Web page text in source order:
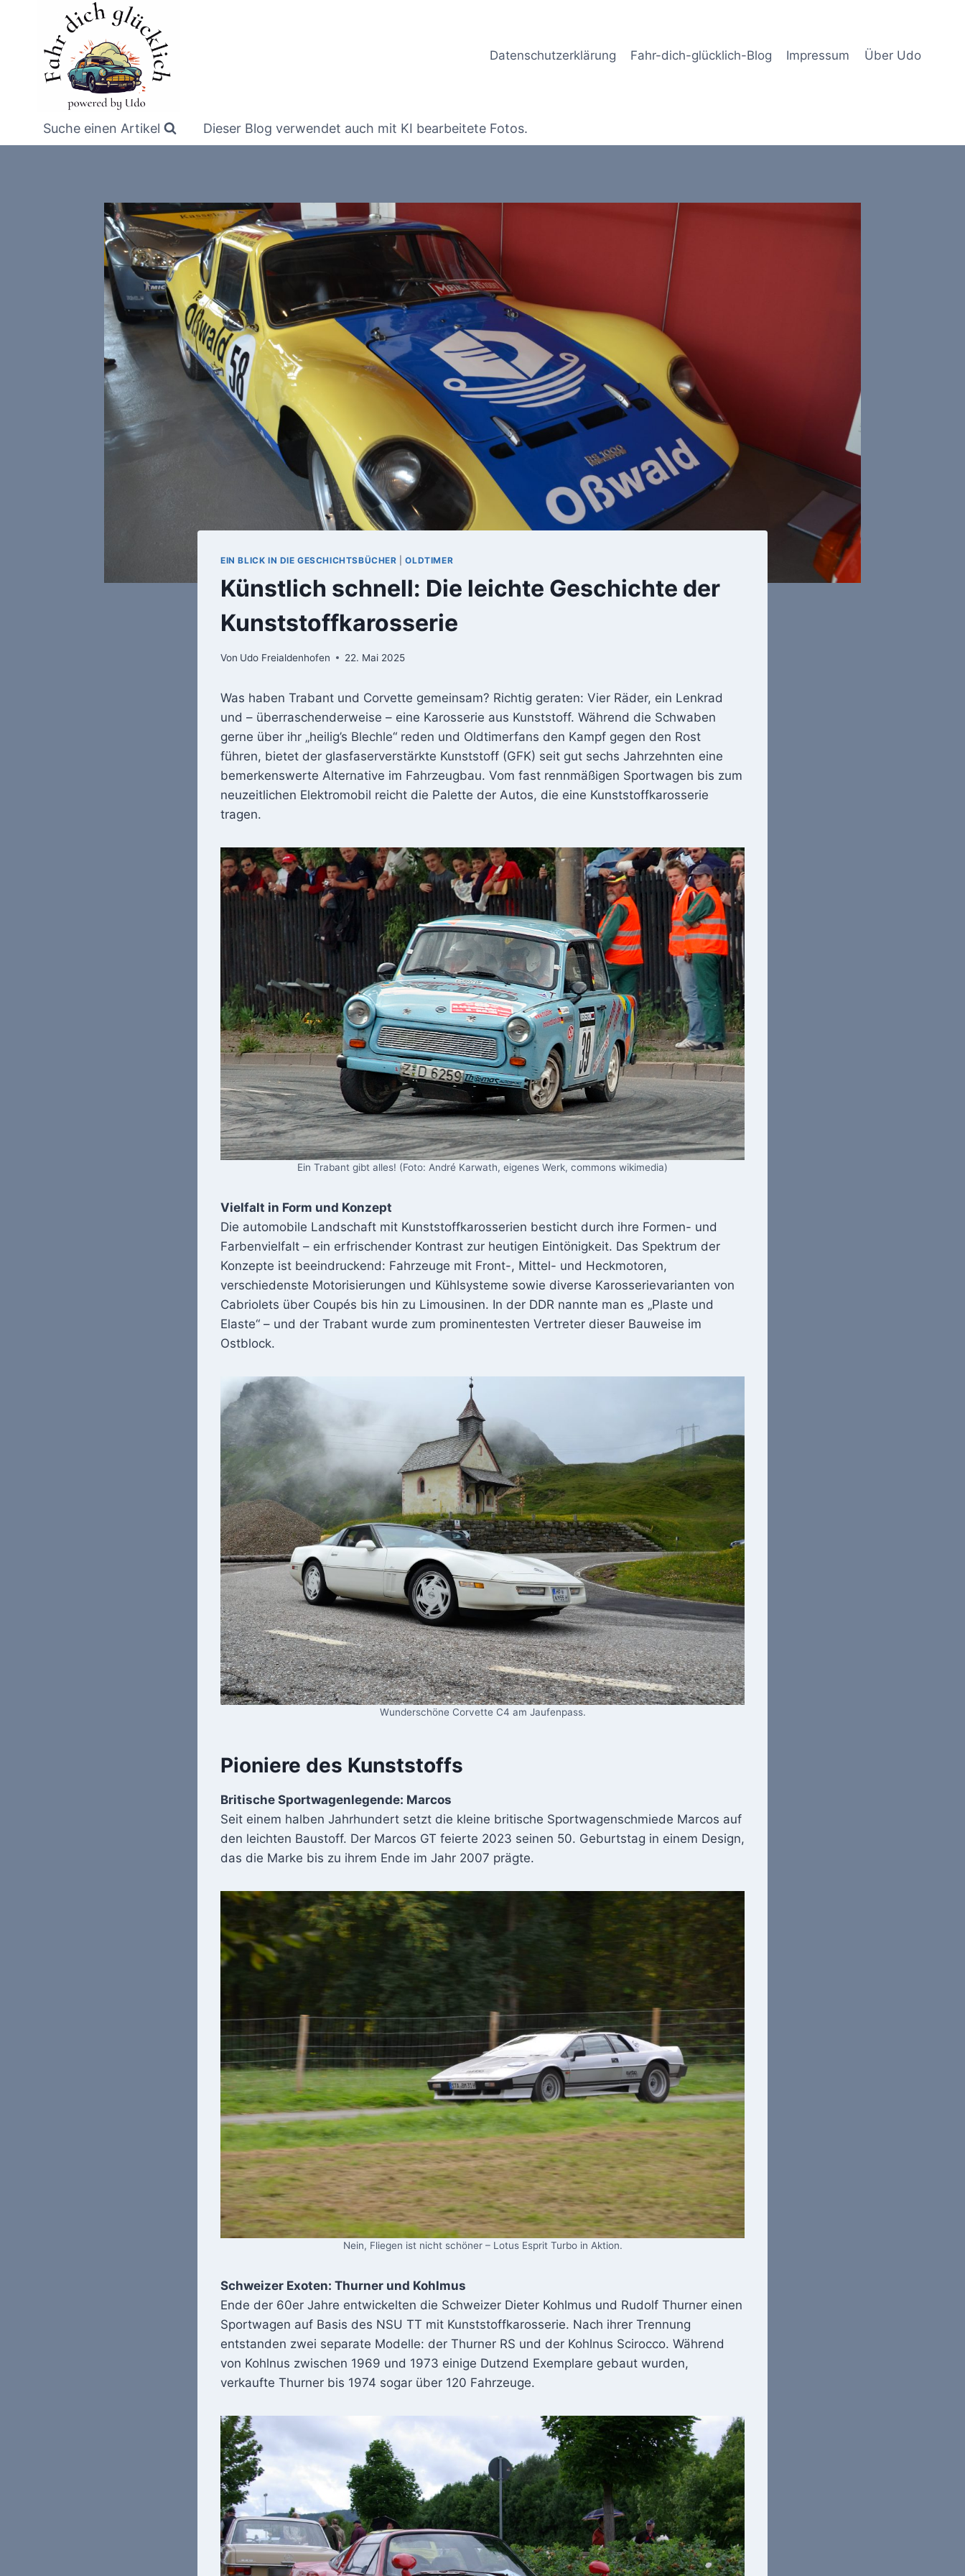
springen
Datenschutzerklärung Fahr-dich-glücklich-Blog Impressum Über Udo
Suche einen Artikel Dieser Blog verwendet auch mit KI bearbeitete Fotos.
EIN BLICK IN DIE GESCHICHTSBÜCHER |OLDTIMER
Künstlich schnell: Die leichte Geschichte der
Kunststoffkarosserie
Von Udo Freialdenhofen 22. Mai 2025
Was haben Trabant und Corvette gemeinsam? Richtig geraten: Vier Räder, ein Lenkrad
und – überraschenderweise – eine Karosserie aus Kunststoff. Während die Schwaben
gerne über ihr „heilig’s Blechle“ reden und Oldtimerfans den Kampf gegen den Rost
führen, bietet der glasfaserverstärkte Kunststoff (GFK) seit gut sechs Jahrzehnten eine
bemerkenswerte Alternative im Fahrzeugbau. Vom fast rennmäßigen Sportwagen bis zum
neuzeitlichen Elektromobil reicht die Palette der Autos, die eine Kunststoffkarosserie
tragen.
Ein Trabant gibt alles! (Foto: André Karwath, eigenes Werk, commons wikimedia)
Vielfalt in Form und Konzept
Die automobile Landschaft mit Kunststoffkarosserien besticht durch ihre Formen- und
Farbenvielfalt – ein erfrischender Kontrast zur heutigen Eintönigkeit. Das Spektrum der
Konzepte ist beeindruckend: Fahrzeuge mit Front-, Mittel- und Heckmotoren,
verschiedenste Motorisierungen und Kühlsysteme sowie diverse Karosserievarianten von
Cabriolets über Coupés bis hin zu Limousinen. In der DDR nannte man es „Plaste und
Elaste“ – und der Trabant wurde zum prominentesten Vertreter dieser Bauweise im
Ostblock.
Wunderschöne Corvette C4 am Jaufenpass.
Pioniere des Kunststoffs
Britische Sportwagenlegende: Marcos
Seit einem halben Jahrhundert setzt die kleine britische Sportwagenschmiede Marcos auf
den leichten Baustoff. Der Marcos GT feierte 2023 seinen 50. Geburtstag in einem Design,
das die Marke bis zu ihrem Ende im Jahr 2007 prägte.
Nein, Fliegen ist nicht schöner – Lotus Esprit Turbo in Aktion.
Schweizer Exoten: Thurner und Kohlmus
Ende der 60er Jahre entwickelten die Schweizer Dieter Kohlmus und Rudolf Thurner einen
Sportwagen auf Basis des NSU TT mit Kunststoffkarosserie. Nach ihrer Trennung
entstanden zwei separate Modelle: der Thurner RS und der Kohlnus Scirocco. Während
von Kohlnus zwischen 1969 und 1973 einige Dutzend Exemplare gebaut wurden,
verkaufte Thurner bis 1974 sogar über 120 Fahrzeuge.